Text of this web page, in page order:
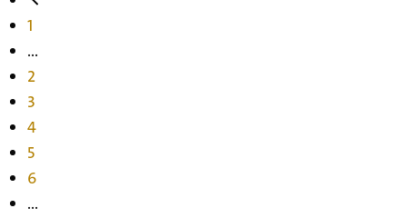
1
...
2
3
4
5
6
...